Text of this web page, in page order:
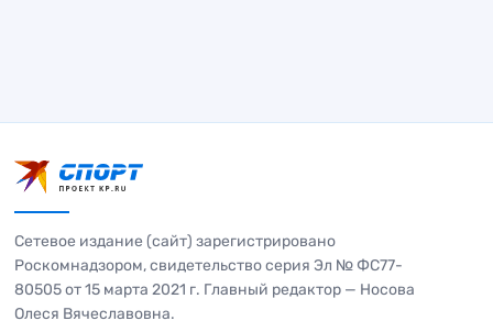
Сетевое издание (сайт) зарегистрировано
Роскомнадзором, свидетельство серия Эл № ФС77-
80505 от 15 марта 2021 г. Главный редактор — Носова
Олеся Вячеславовна.